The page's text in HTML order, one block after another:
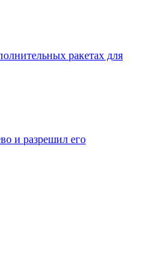
ракетах для
и разрешил его